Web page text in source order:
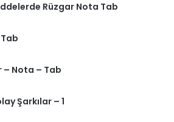
Rüzgar Nota Tab
– Nota – Tab
Şarkılar – 1